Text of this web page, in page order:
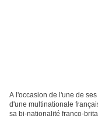
A l'occasion de l'une de
d'une multinationale
sa bi-nationalité franco-